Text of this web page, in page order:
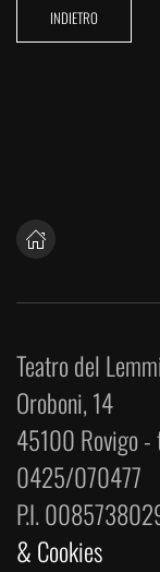
INDIETRO
Teatro del
Oroboni, 14
45100 Rovigo
0425/070477
P.I.
& Cookies